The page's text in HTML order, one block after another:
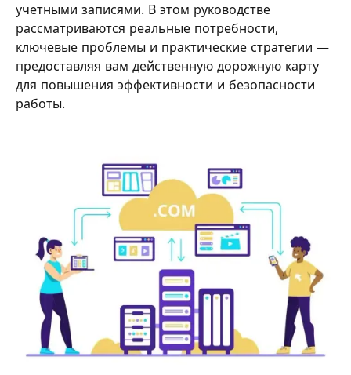
учетными записями. В этом руководстве
рассматриваются реальные потребности,
ключевые проблемы и практические стратегии —
предоставляя вам действенную дорожную карту
для повышения эффективности и безопасности
работы.